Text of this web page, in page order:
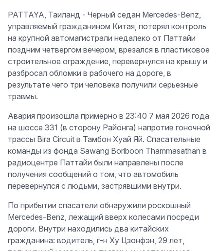
PATTAYA, Таиланд - Черный седан Mercedes-Benz,
управляемый гражданином Китая, потерял контроль
на крупной автомагистрали недалеко от Паттайи
поздним четвергом вечером, врезался в пластиковое
строительное ограждение, перевернулся на крышу и
разбросал обломки в рабочего на дороге, в
результате чего три человека получили серьезные
травмы.
Авария произошла примерно в 23:40 7 мая 2026 года
на шоссе 331 (в сторону Районга) напротив гоночной
трассы Bira Circuit в Тамбон Хуай Яй. Спасательные
команды из фонда Sawang Boriboon Thammasathan в
радиоцентре Паттайи были направлены после
получения сообщений о том, что автомобиль
перевернулся с людьми, застрявшими внутри.
По прибытии спасатели обнаружили роскошный
Mercedes-Benz, лежащий вверх колесами посреди
дороги. Внутри находились два китайских
гражданина: водитель, г-н Ху Цзонфэн, 29 лет,